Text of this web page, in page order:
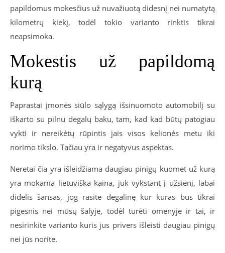
papildomus mokesčius už nuvažiuotą didesnį nei numatytą
kilometrų kiekį, todėl tokio varianto rinktis tikrai
neapsimoka.
Mokestis už papildomą
kurą
Paprastai įmonės siūlo sąlygą išsinuomoto automobilį su
iškarto su pilnu degalų baku, tam, kad kad būtų patogiau
vykti ir nereikėtų rūpintis jais visos kelionės metu iki
norimo tikslo. Tačiau yra ir negatyvus aspektas.
Neretai čia yra išleidžiama daugiau pinigų kuomet už kurą
yra mokama lietuviška kaina, juk vykstant į užsienį, labai
didelis šansas, jog rasite degalinę kur kuras bus tikrai
pigesnis nei mūsų šalyje, todėl turėti omenyje ir tai, ir
nesirinkite varianto kuris jus privers išleisti daugiau pinigų
nei jūs norite.